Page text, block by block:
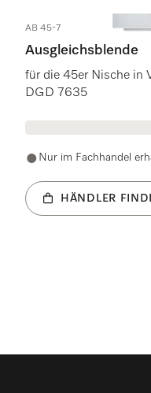
AB 45-7
Ausgleichsblende
für die 45er Nische in
DGD 7635
Nur im Fachhandel
HÄNDLER